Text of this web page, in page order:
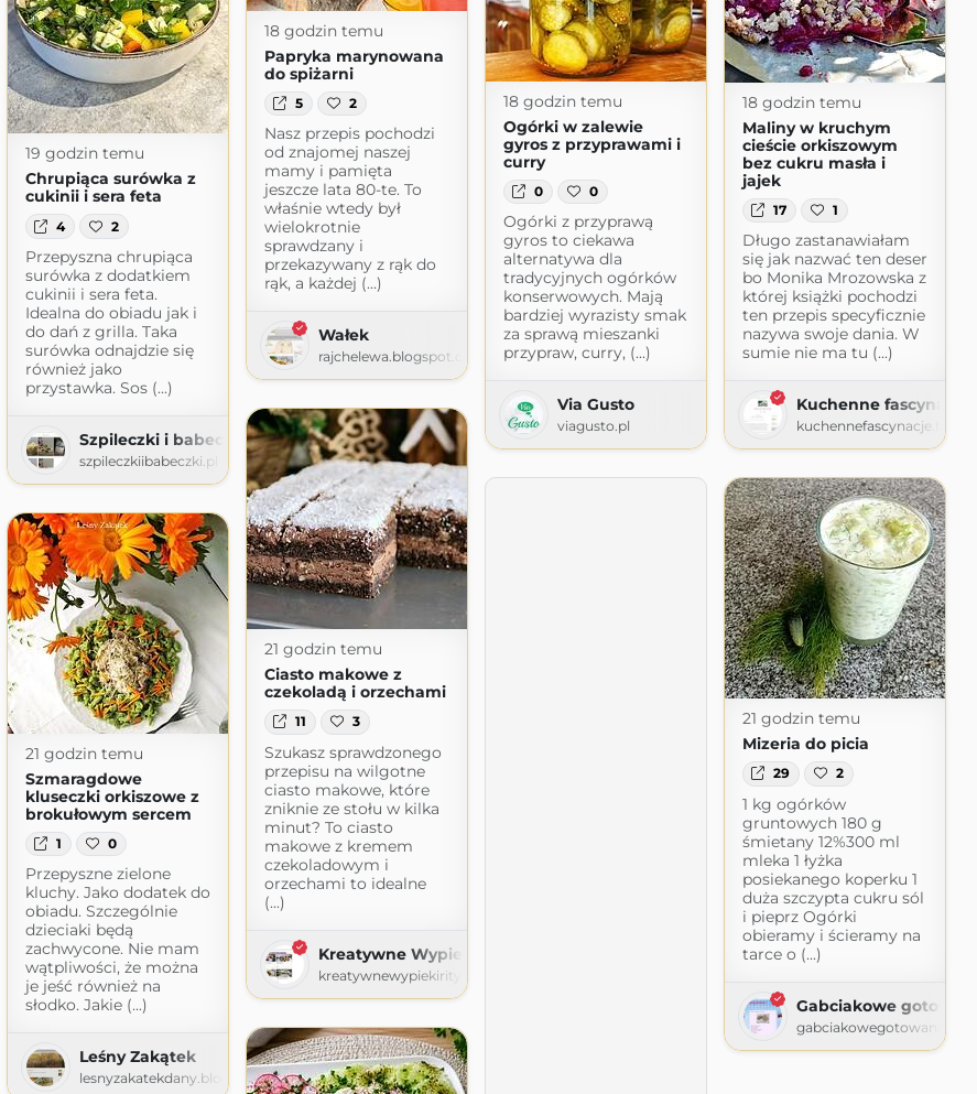
18 godzin temu
Papryka marynowana
do spiżarni
5 2
Nasz przepis pochodzi
od znajomej naszej
mamy i pamięta
jeszcze lata 80-te. To
właśnie wtedy był
wielokrotnie
sprawdzany i
przekazywany z rąk do
rąk, a każdej (...)
Wałek
rajchelewa.blogspot.com
18 godzin temu
Ogórki w zalewie
gyros z przyprawami i
curry
0 0
Ogórki z przyprawą
gyros to ciekawa
alternatywa dla
tradycyjnych ogórków
konserwowych. Mają
bardziej wyrazisty smak
za sprawą mieszanki
przypraw, curry, (...)
Via Gusto
viagusto.pl
18 godzin temu
Maliny w kruchym
cieście orkiszowym
bez cukru masła i
jajek
17 1
Długo zastanawiałam
się jak nazwać ten deser
bo Monika Mrozowska z
której książki pochodzi
ten przepis specyficznie
nazywa swoje dania. W
sumie nie ma tu (...)
Kuchenne fascynacje
19 godzin temu
Chrupiąca surówka z
cukinii i sera feta
4 2
Przepyszna chrupiąca
surówka z dodatkiem
cukinii i sera feta.
Idealna do obiadu jak i
do dań z grilla. Taka
surówka odnajdzie się
również jako
przystawka. Sos (...)
Szpileczki i babeczki
szpileczkiibabeczki.pl
21 godzin temu
Ciasto makowe z
czekoladą i orzechami
11 3
Szukasz sprawdzonego
przepisu na wilgotne
ciasto makowe, które
zniknie ze stołu w kilka
minut? To ciasto
makowe z kremem
czekoladowym i
orzechami to idealne
(...)
Kreatywne Wypieki Rity
kreatywnewypiekirity.blogspot.com
21 godzin temu
Mizeria do picia
29 2
1 kg ogórków
gruntowych 180 g
śmietany 12%300 ml
mleka 1 łyżka
posiekanego koperku 1
duża szczypta cukru sól
i pieprz Ogórki
obieramy i ścieramy na
tarce o (...)
Gabciakowe
21 godzin temu
Szmaragdowe
kluseczki orkiszowe z
brokułowym sercem
1 0
Przepyszne zielone
kluchy. Jako dodatek do
obiadu. Szczególnie
dzieciaki będą
zachwycone. Nie mam
wątpliwości, że można
je jeść również na
słodko. Jakie (...)
Leśny Zakątek
lesnyzakatekdany.blogspot.com